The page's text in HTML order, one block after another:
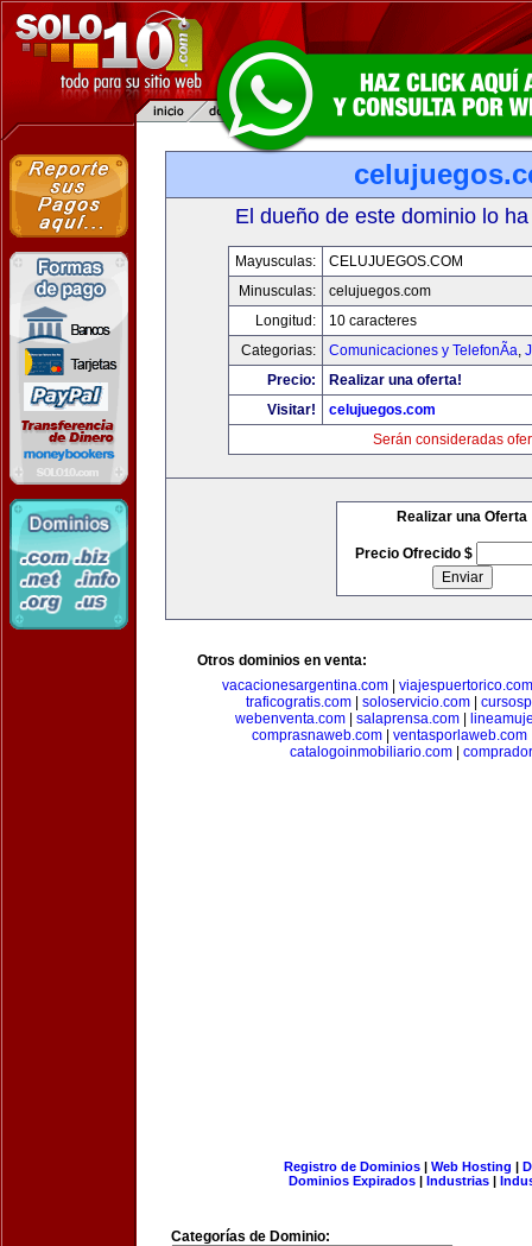
El dueño de este dominio lo
Mayusculas:
CELUJUEGOS.COM
Minusculas:
celujuegos.com
Longitud:
10 caracteres
Categorias:
Comunicaciones y TelefonÃ­a,
Precio:
Realizar una oferta!
Visitar!
celujuegos.com
Serán consideradas
Realizar una Oferta
Precio Ofrecido $
Otros dominios en venta:
vacacionesargentina.com
viajespuertorico.com
traficogratis.com| soloservicio.com|
webenventa.com
salaprensa.com
comprasnaweb.com
ventasporlaweb.com
catalogoinmobiliario.com|
Registro de Dominios| Web Hosting |
Dominios Expirados | Industrias |
Categorías de Dominio: